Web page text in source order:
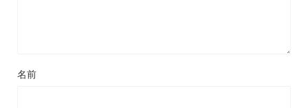
名前